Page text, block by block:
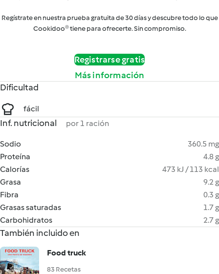
Regístrate en nuestra prueba gratuita de 30 días y descubre todo lo que
Cookidoo® tiene para ofrecerte. Sin compromiso.
Registrarse gratis
Más información
Dificultad
fácil
Inf. nutricional por 1 ración
Sodio
360.5 mg
Proteína
4.8 g
Calorías
473 kJ / 113 kcal
Grasa
9.2 g
Fibra
0.3 g
Grasas saturadas
1.7 g
Carbohidratos
2.7 g
También incluido en
Food truck
83 Recetas